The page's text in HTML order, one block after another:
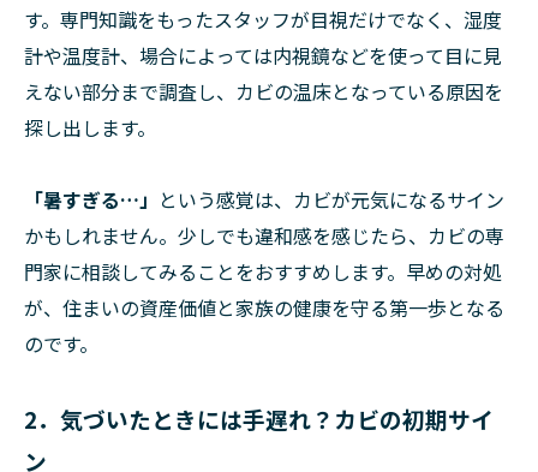
す。専門知識をもったスタッフが目視だけでなく、湿度
計や温度計、場合によっては内視鏡などを使って目に見
えない部分まで調査し、カビの温床となっている原因を
探し出します。
「暑すぎる…」 という感覚は、カビが元気になるサイン
かもしれません。少しでも違和感を感じたら、カビの専
門家に相談してみることをおすすめします。早めの対処
が、住まいの資産価値と家族の健康を守る第一歩となる
のです。
2．気づいたときには手遅れ？カビの初期サイ
ン